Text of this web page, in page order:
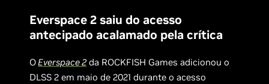
Everspace 2 saiu do acesso
antecipado acalamado pela crítica
OEverspace 2 da ROCKFISH Games adicionou o
DLSS 2 em maio de 2021 durante o acesso